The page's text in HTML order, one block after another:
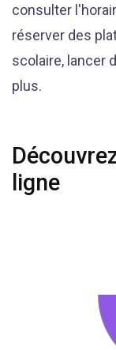
consulter
réserver des
scolaire, lancer
plus.
ligne